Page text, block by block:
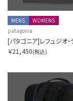
MENS
WOMENS
patagonia
[パタゴニア]レフュジオ・
￥21,450(税込)